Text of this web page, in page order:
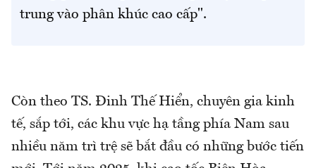
trung vào phân khúc cao cấp".
Còn theo TS. Đinh Thế Hiển, chuyên gia kinh
tế, sắp tới, các khu vực hạ tầng phía Nam sau
nhiều năm trì trệ sẽ bắt đầu có những bước tiến